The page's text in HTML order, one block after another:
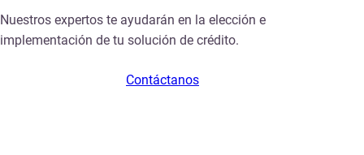
Nuestros expertos te ayudarán en la elección e
implementación de tu solución de crédito.
Contáctanos